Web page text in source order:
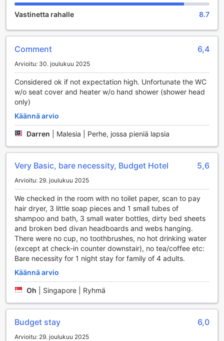
Vastinetta rahalle 8.7
Comment 6,4
Arvioitu: 30. joulukuu 2025
Considered ok if not expectation high. Unfortunate the WC
w/o seat cover and heater w/o hand shower (shower head
only)
Käännä arvio
Darren Malesia | Perhe, jossa pieniä lapsia
Very Basic, bare necessity, Budget Hotel 5,6
Arvioitu: 29. joulukuu 2025
We checked in the room with no toilet paper, scan to pay
hair dryer, 3 little soap pieces and 1 small tubes of
shampoo and bath, 3 small water bottles, dirty bed sheets
and broken bed divan headboards and webs hanging.
There were no cup, no toothbrushes, no hot drinking water
(except at check-in counter downstair), no tea/coffee etc:
Bare necessity for 1 night stay for family of 4 adults.
Käännä arvio
Oh Singapore | Ryhmä
Budget stay 6,0
Arvioitu: 29. joulukuu 2025